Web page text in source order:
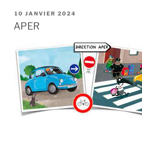
PUBLIÉ
LE
10 JANVIER 2024
APER